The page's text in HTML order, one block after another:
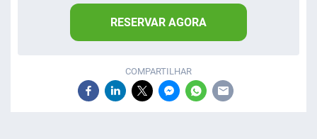
RESERVAR AGORA
COMPARTILHAR